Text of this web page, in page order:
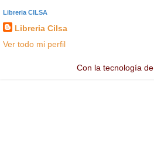
Libreria CILSA
Libreria Cilsa
Ver todo mi perfil
Con la tecnología de